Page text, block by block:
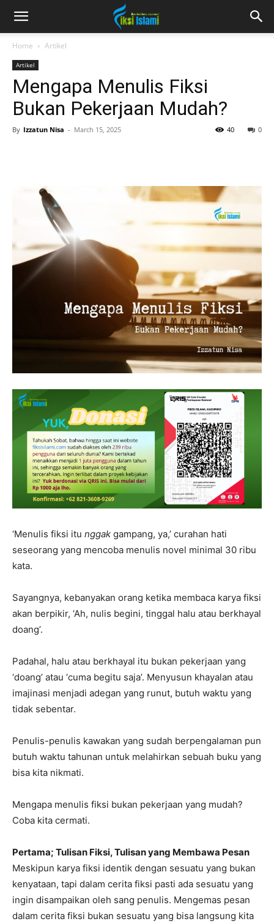
fiksiislami.com
Home Artikel
Artikel
Mengapa Menulis Fiksi
Bukan Pekerjaan Mudah?
By Izzatun Nisa - March 15, 2025 0
40
‘Menulis fiksi itu nggak gampang, ya,’ curahan hati
seseorang yang mencoba menulis novel minimal 30 ribu
kata.
Sayangnya, kebanyakan orang ketika membaca karya fiksi
akan berpikir, ‘Ah, nulis begini, tinggal halu atau berkhayal
doang’.
Padahal, halu atau berkhayal itu bukan pekerjaan yang
‘doang’ atau ‘cuma begitu saja’. Menyusun khayalan atau
imajinasi menjadi adegan yang runut, butuh waktu yang
tidak sebentar.
Penulis-penulis kawakan yang sudah berpengalaman pun
butuh waktu tahunan untuk melahirkan sebuah buku yang
bisa kita nikmati.
Mengapa menulis fiksi bukan pekerjaan yang mudah?
Coba kita cermati.
Pertama; Tulisan Fiksi, Tulisan yang Membawa Pesan
Meskipun karya fiksi identik dengan sesuatu yang bukan
kenyataan, tapi dalam cerita fiksi pasti ada sesuatu yang
ingin disampaikan oleh sang penulis. Mengemas pesan
dalam cerita fiksi bukan sesuatu yang bisa langsung kita